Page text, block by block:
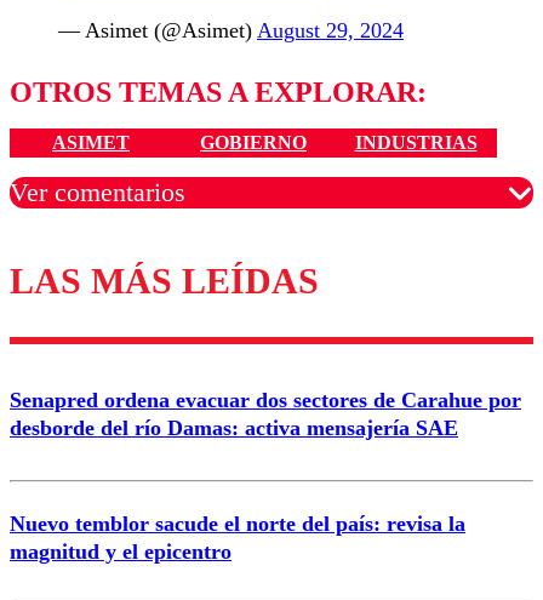
— Asimet (@Asimet) August 29, 2024
OTROS TEMAS A EXPLORAR:
ASIMET GOBIERNO INDUSTRIAS
Ver comentarios
Los comentarios son moderados para garantizar un
diálogo respetuoso.
Correo
LAS MÁS LEÍDAS
Senapred ordena evacuar dos sectores de Carahue por
desborde del río Damas: activa mensajería SAE
Nuevo temblor sacude el norte del país: revisa la
magnitud y el epicentro